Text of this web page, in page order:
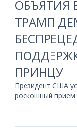
ОБЪЯТИЯ
ТРАМП
ПРИНЦУ
Президент США
роскошный прием